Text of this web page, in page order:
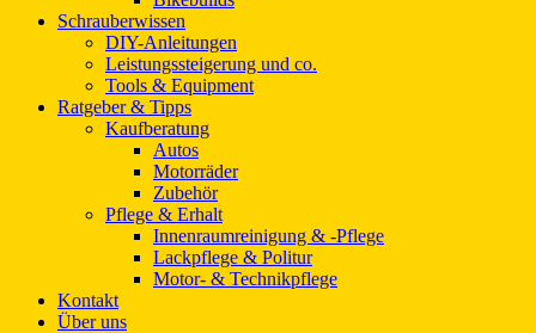
Schrauberwissen
DIY-Anleitungen
Leistungssteigerung und co.
Tools & Equipment
Ratgeber & Tipps
Kaufberatung
Autos
Motorräder
Zubehör
Pflege & Erhalt
Innenraumreinigung & -Pflege
Lackpflege & Politur
Motor- & Technikpflege
Kontakt
Über uns